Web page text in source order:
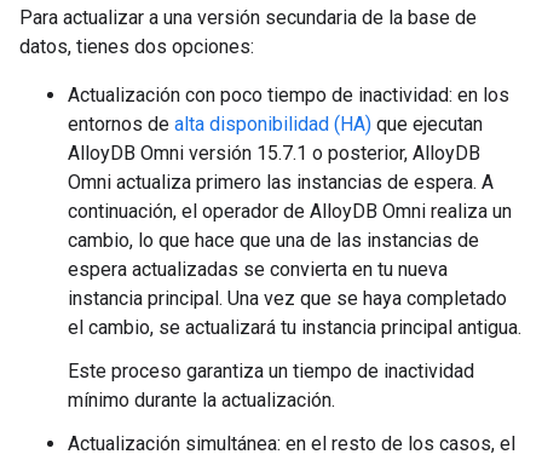
Para actualizar a una versión secundaria de la base de
datos, tienes dos opciones:
Actualización con poco tiempo de inactividad: en los
entornos de alta disponibilidad (HA) que ejecutan
AlloyDB Omni versión 15.7.1 o posterior, AlloyDB
Omni actualiza primero las instancias de espera. A
continuación, el operador de AlloyDB Omni realiza un
cambio, lo que hace que una de las instancias de
espera actualizadas se convierta en tu nueva
instancia principal. Una vez que se haya completado
el cambio, se actualizará tu instancia principal antigua.
Este proceso garantiza un tiempo de inactividad
mínimo durante la actualización.
Actualización simultánea: en el resto de los casos, el